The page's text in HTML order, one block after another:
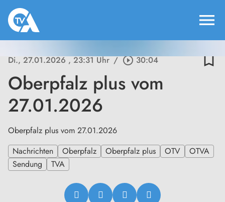
menu
Di., 27.01.2026, 23:31 Uhr / play_circle_outline30:04 bookmark_border
Oberpfalz plus vom
27.01.2026
Oberpfalz plus vom 27.01.2026
Nachrichten
Oberpfalz Oberpfalz plus OTV
OTVA
Sendung
TVA